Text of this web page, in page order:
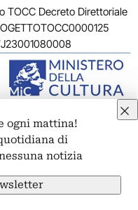
TOCC Decreto Direttoriale
Emanuele II, 287 –
dei dati personali
II, 287 – 00186 Roma
PolicyCredits
ogni mattina!
di
notizia